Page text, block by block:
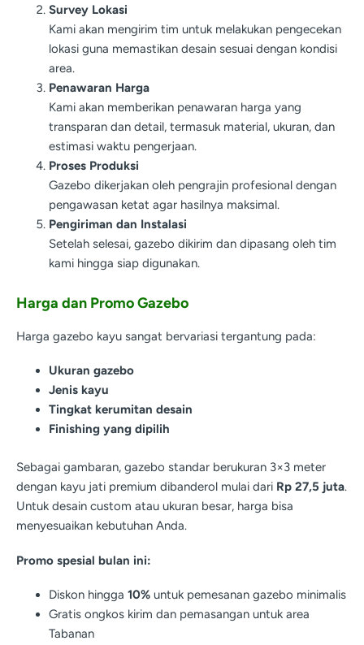
Survey Lokasi
Kami akan mengirim tim untuk melakukan pengecekan
lokasi guna memastikan desain sesuai dengan kondisi
area.
Penawaran Harga
Kami akan memberikan penawaran harga yang
transparan dan detail, termasuk material, ukuran, dan
estimasi waktu pengerjaan.
Proses Produksi
Gazebo dikerjakan oleh pengrajin profesional dengan
pengawasan ketat agar hasilnya maksimal.
Pengiriman dan Instalasi
Setelah selesai, gazebo dikirim dan dipasang oleh tim
kami hingga siap digunakan.
Harga dan Promo Gazebo
Harga gazebo kayu sangat bervariasi tergantung pada:
Ukuran gazebo
Jenis kayu
Tingkat kerumitan desain
Finishing yang dipilih
Sebagai gambaran, gazebo standar berukuran 3×3 meter
dengan kayu jati premium dibanderol mulai dari Rp 27,5 juta.
Untuk desain custom atau ukuran besar, harga bisa
menyesuaikan kebutuhan Anda.
Promo spesial bulan ini:
Diskon hingga 10% untuk pemesanan gazebo minimalis
Gratis ongkos kirim dan pemasangan untuk area
Tabanan